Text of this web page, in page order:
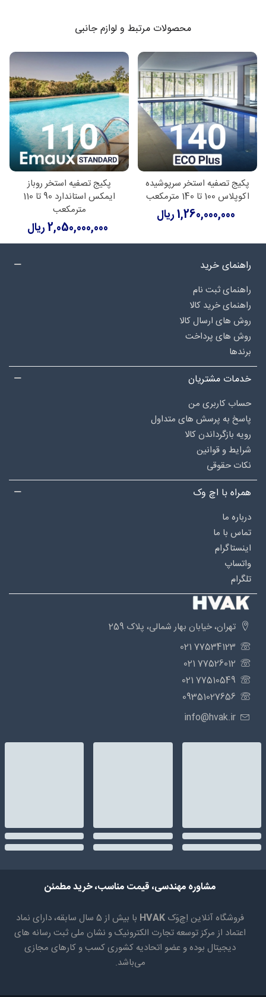
محصولات مرتبط و لوازم جانبی
پکیج تصفیه استخر سرپوشیده
اکوپلاس 100 تا 140 مترمکعب
1,260,000,000 ریال
پکیج تصفیه استخر روباز
ایمکس استاندارد 90 تا 110
مترمکعب
2,050,000,000 ریال
راهنمای خرید
راهنمای ثبت نام
راهنمای خرید کالا
روش های ارسال کالا
روش های پرداخت
برندها
خدمات مشتریان
حساب کاربری من
پاسخ به پرسش های متداول
رویه بازگرداندن کالا
شرایط و قوانین
نکات حقوقی
همراه با اچ وک
درباره‌ ما
تماس با ما
اینستاگرام
واتساپ
تلگرام
تهران، خیابان بهار شمالی، پلاک 259
77534123 021
77526012 021
77510549 021
09351027656
info@hvak.ir
مشاوره مهندسی، قیمت مناسب، خرید مطمئن
فروشگاه آنلاین اِچ‌وَک HVAK
با بیش از 5 سال سابقه، دارای نماد
اعتماد از مرکز توسعه تجارت الکترونیک و نشان ملی ثبت رسانه های
دیجیتال بوده و عضو اتحادیه کشوری کسب و کارهای مجازی
می‌باشد.